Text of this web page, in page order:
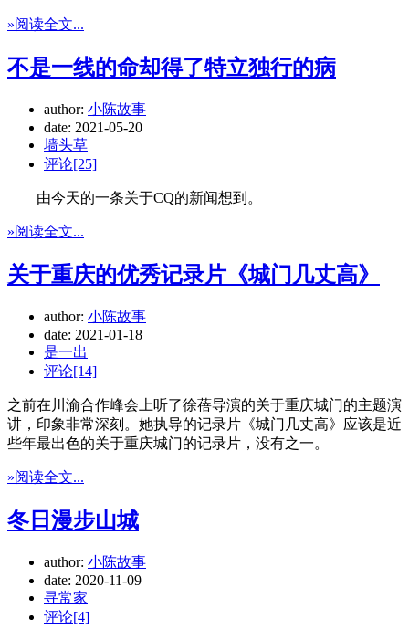
»阅读全文...
不是一线的命却得了特立独行的病
author: 小陈故事
date: 2021-05-20
墙头草
评论[25]
由今天的一条关于CQ的新闻想到。
»阅读全文...
关于重庆的优秀记录片《城门几丈高》
author: 小陈故事
date: 2021-01-18
是一出
评论[14]
之前在川渝合作峰会上听了徐蓓导演的关于重庆城门的主题演
讲，印象非常深刻。她执导的记录片《城门几丈高》应该是近
些年最出色的关于重庆城门的记录片，没有之一。
»阅读全文...
冬日漫步山城
author: 小陈故事
date: 2020-11-09
寻常家
评论[4]